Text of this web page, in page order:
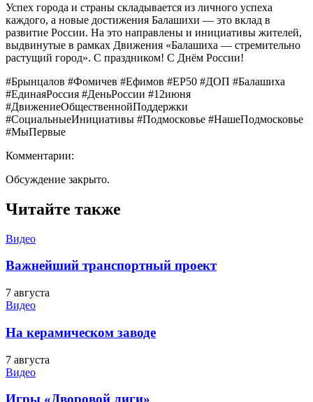
Успех города и страны складывается из личного успеха
каждого, а новые достижения Балашихи — это вклад в
развитие России. На это направлены и инициативы жителей,
выдвинутые в рамках Движения «Балашиха — стремительно
растущий город». С праздником! С Днём России!
#Брынцалов #Фомичев #Ефимов #ЕР50 #ДОП #Балашиха
#ЕдинаяРоссия #ДеньРоссии #12июня
#ДвижениеОбщественнойПоддержки
#СоциальныеИнициативы #Подмосковье #НашеПодмосковье
#МыПервые
Комментарии:
Обсуждение закрыто.
Читайте также
Видео
Важнейший транспортный проект
7 августа
Видео
На керамическом заводе
7 августа
Видео
Игры «Дворовой лиги»